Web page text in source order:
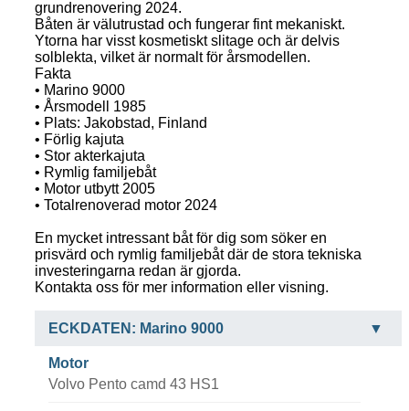
grundrenovering 2024.
Båten är välutrustad och fungerar fint mekaniskt.
Ytorna har visst kosmetiskt slitage och är delvis
solblekta, vilket är normalt för årsmodellen.
Fakta
• Marino 9000
• Årsmodell 1985
• Plats: Jakobstad, Finland
• Förlig kajuta
• Stor akterkajuta
• Rymlig familjebåt
• Motor utbytt 2005
• Totalrenoverad motor 2024
En mycket intressant båt för dig som söker en
prisvärd och rymlig familjebåt där de stora tekniska
investeringarna redan är gjorda.
Kontakta oss för mer information eller visning.
ECKDATEN: Marino 9000
Motor
Volvo Pento camd 43 HS1